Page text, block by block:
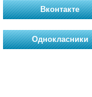
Вконтакте
Однокласники